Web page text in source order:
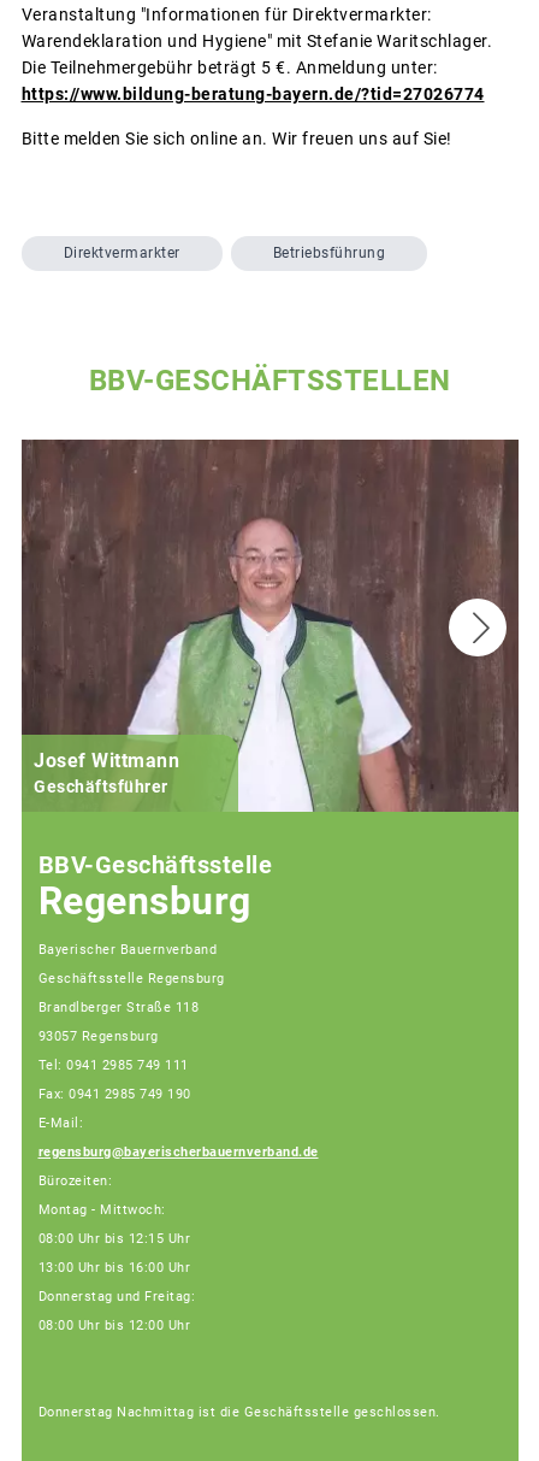
Veranstaltung "Informationen für Direktvermarkter:
Warendeklaration und Hygiene" mit Stefanie Waritschlager.
Die Teilnehmergebühr beträgt 5 €. Anmeldung unter:
https://www.bildung-beratung-bayern.de/?tid=27026774
Bitte melden Sie sich online an. Wir freuen uns auf Sie!
Direktvermarkter Betriebsführung
BBV-GESCHÄFTSSTELLEN
Josef Wittmann
Geschäftsführer
BBV-Geschäftsstelle
Regensburg
Bayerischer Bauernverband
Geschäftsstelle Regensburg
Brandlberger Straße 118
93057 Regensburg
Tel: 0941 2985 749 111
Fax: 0941 2985 749 190
E-Mail:
regensburg@bayerischerbauernverband.de
Bürozeiten:
Montag - Mittwoch:
08:00 Uhr bis 12:15 Uhr
13:00 Uhr bis 16:00 Uhr
Donnerstag und Freitag:
08:00 Uhr bis 12:00 Uhr
Donnerstag Nachmittag ist die Geschäftsstelle geschlossen.